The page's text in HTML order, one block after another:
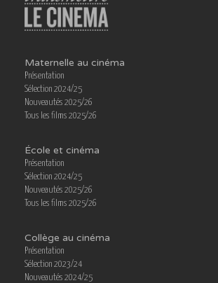
Maternelle au cinéma
Présentation
Sélection 2024/25
Nouveautés 2025/26
Tous les films 2025/26
École et cinéma
Présentation
Sélection 2024/25
Nouveautés 2025/26
Tous les films 2025/26
Collège au cinéma
Présentation
Sélection 2023/24
Nouveautés 2024/25